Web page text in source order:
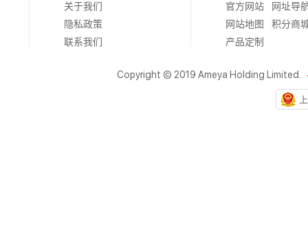
关于我们
隐私政策
联系我们
官方网站
网址导
网站地图
积分商
产品定制
Copyright © 2019 Ameya Holding Limited.